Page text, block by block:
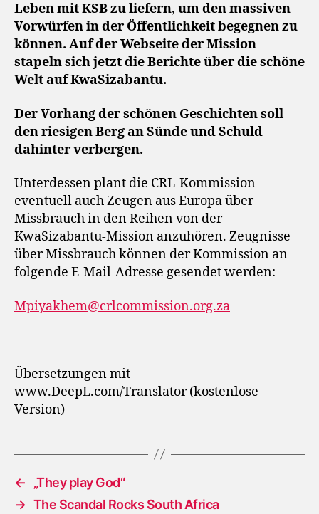
Leben mit KSB zu liefern, um den massiven
Vorwürfen in der Öffentlichkeit begegnen zu
können. Auf der Webseite der Mission
stapeln sich jetzt die Berichte über die schöne
Welt auf KwaSizabantu.
Der Vorhang der schönen Geschichten soll
den riesigen Berg an Sünde und Schuld
dahinter verbergen.
Unterdessen plant die CRL-Kommission
eventuell auch Zeugen aus Europa über
Missbrauch in den Reihen von der
KwaSizabantu-Mission anzuhören. Zeugnisse
über Missbrauch können der Kommission an
folgende E-Mail-Adresse gesendet werden:
Mpiyakhem@crlcommission.org.za
Übersetzungen mit
www.DeepL.com/Translator (kostenlose
Version)
←
„They play God“
→ The Scandal Rocks South Africa